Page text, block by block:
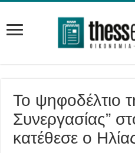
Το ψηφοδέλτιο
Συνεργασίας”
κατέθεσε ο